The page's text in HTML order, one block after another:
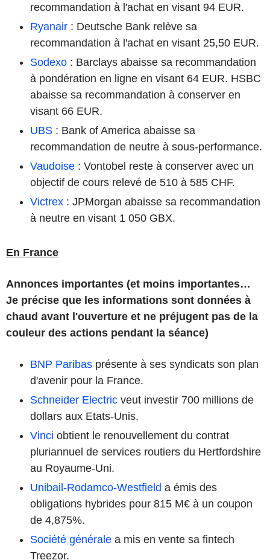
recommandation à l'achat en visant 94 EUR.
Ryanair : Deutsche Bank relève sa
recommandation à l'achat en visant 25,50 EUR.
Sodexo : Barclays abaisse sa recommandation
à pondération en ligne en visant 64 EUR. HSBC
abaisse sa recommandation à conserver en
visant 66 EUR.
UBS : Bank of America abaisse sa
recommandation de neutre à sous-performance.
Vaudoise : Vontobel reste à conserver avec un
objectif de cours relevé de 510 à 585 CHF.
Victrex : JPMorgan abaisse sa recommandation
à neutre en visant 1 050 GBX.
En France
Annonces importantes (et moins importantes…
Je précise que les informations sont données à
chaud avant l'ouverture et ne préjugent pas de la
couleur des actions pendant la séance)
BNP Paribas présente à ses syndicats son plan
d'avenir pour la France.
Schneider Electric veut investir 700 millions de
dollars aux Etats-Unis.
Vinci obtient le renouvellement du contrat
pluriannuel de services routiers du Hertfordshire
au Royaume-Uni.
Unibail-Rodamco-Westfield a émis des
obligations hybrides pour 815 M€ à un coupon
de 4,875%.
Société générale a mis en vente sa fintech
Treezor.